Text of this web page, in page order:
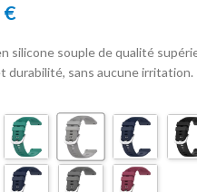
€
silicone souple de qualité
durabilité, sans aucune irritation.